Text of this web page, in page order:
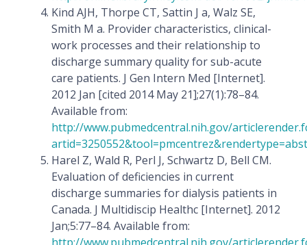
Kind AJH, Thorpe CT, Sattin J a, Walz SE,
Smith M a. Provider characteristics, clinical-
work processes and their relationship to
discharge summary quality for sub-acute
care patients. J Gen Intern Med [Internet].
2012 Jan [cited 2014 May 21];27(1):78–84.
Available from:
http://www.pubmedcentral.nih.gov/
Harel Z, Wald R, Perl J, Schwartz D, Bell CM.
Evaluation of deficiencies in current
discharge summaries for dialysis patients in
Canada. J Multidiscip Healthc [Internet]. 2012
Jan;5:77–84. Available from: